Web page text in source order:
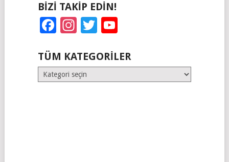
BIZI TAKIP EDIN!
Facebook
Instagram
Twitter
TÜM KATEGORILER
Tüm
Kategoriler